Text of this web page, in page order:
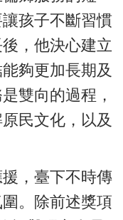
孩子不斷習慣
，他決心建立
夠更加長期及
雙向的過程，
民文化，以及
，臺下不時傳
。除前述獎項